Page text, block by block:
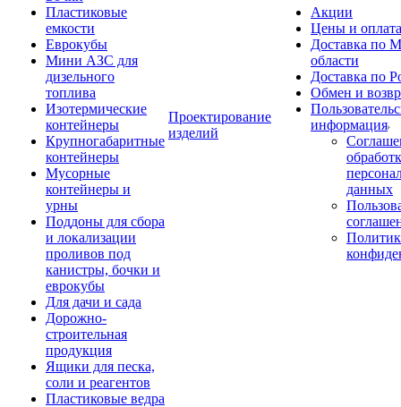
Пластиковые
емкости
Еврокубы
Мини АЗС для
дизельного
топлива
Изотермические
контейнеры
Крупногабаритные
контейнеры
Мусорные
контейнеры и
урны
Поддоны для сбора
и локализации
проливов под
канистры, бочки и
еврокубы
Для дачи и сада
Дорожно-
строительная
продукция
Ящики для песка,
соли и реагентов
Пластиковые ведра
Проектирование
изделий
Акции
Цены и оплата
Доставка по
области
Доставка по
Обмен и
информация
данных